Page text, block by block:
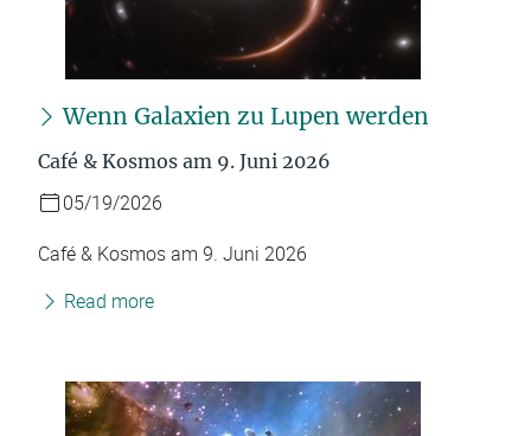
Wenn Galaxien zu Lupen werden
Café & Kosmos am 9. Juni 2026
05/19/2026
Café & Kosmos am 9. Juni 2026
Read more